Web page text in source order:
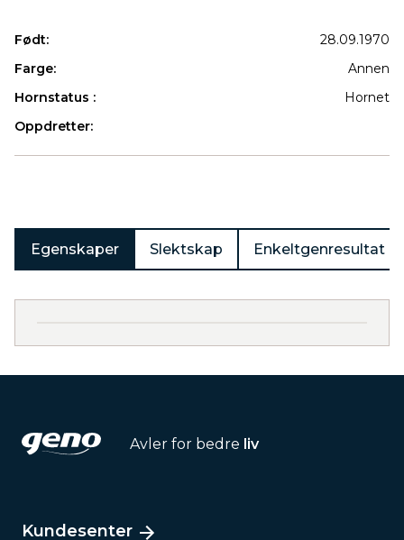
Født:
28.09.1970
Farge:
Annen
Hornstatus :
Hornet
Oppdretter:
Egenskaper Slektskap Enkeltgenresultat
Avler for bedre liv
Kundesenter